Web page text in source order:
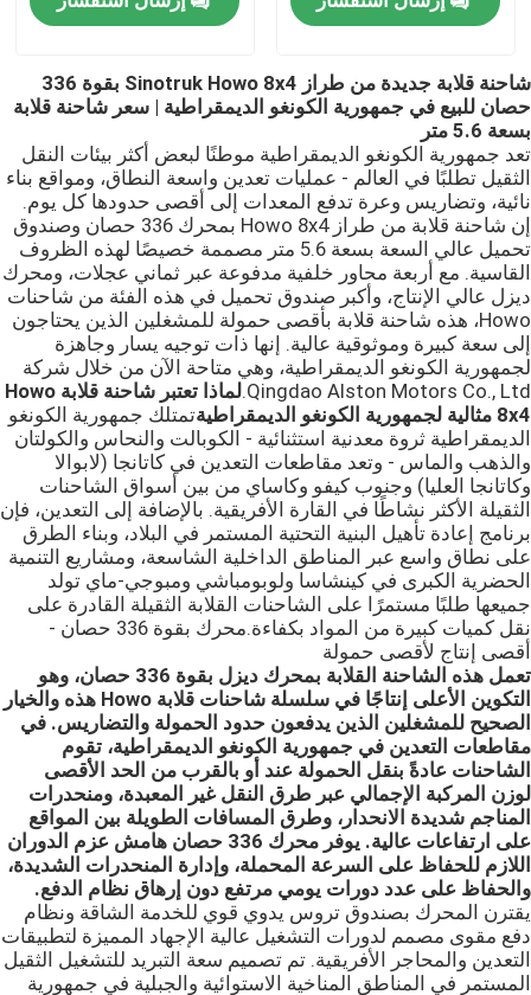
شاحنة خفيفة
مقطورة تفريغ
مقطورة خزان الوقود
مقطورة مسطحة
مقطورة ذات سرير منخفض
شاحنة قلابة جديدة من طراز Sinotruk Howo 8x4 بقوة 336
حصان للبيع في جمهورية الكونغو الديمقراطية | سعر شاحنة قلابة
بسعة 5.6 متر
تعد جمهورية الكونغو الديمقراطية موطنًا لبعض أكثر بيئات النقل
الثقيل تطلبًا في العالم - عمليات تعدين واسعة النطاق، ومواقع بناء
نائية، وتضاريس وعرة تدفع المعدات إلى أقصى حدودها كل يوم.
إن شاحنة قلابة من طراز Howo 8x4 بمحرك 336 حصان وصندوق
تحميل عالي السعة بسعة 5.6 متر مصممة خصيصًا لهذه الظروف
القاسية. مع أربعة محاور خلفية مدفوعة عبر ثماني عجلات، ومحرك
ديزل عالي الإنتاج، وأكبر صندوق تحميل في هذه الفئة من شاحنات
Howo، هذه شاحنة قلابة بأقصى حمولة للمشغلين الذين يحتاجون
إلى سعة كبيرة وموثوقية عالية. إنها ذات توجيه يسار وجاهزة
لجمهورية الكونغو الديمقراطية، وهي متاحة الآن من خلال شركة
Qingdao Alston Motors Co., Ltd.
لماذا تعتبر شاحنة قلابة Howo
8x4 مثالية لجمهورية الكونغو الديمقراطية
تمتلك جمهورية الكونغو
الديمقراطية ثروة معدنية استثنائية - الكوبالت والنحاس والكولتان
والذهب والماس - وتعد مقاطعات التعدين في كاتانجا (لابوالا
وكاتانجا العليا) وجنوب كيفو وكاساي من بين أسواق الشاحنات
الثقيلة الأكثر نشاطًا في القارة الأفريقية. بالإضافة إلى التعدين، فإن
برنامج إعادة تأهيل البنية التحتية المستمر في البلاد، وبناء الطرق
على نطاق واسع عبر المناطق الداخلية الشاسعة، ومشاريع التنمية
الحضرية الكبرى في كينشاسا ولوبومباشي ومبوجي-ماي تولد
جميعها طلبًا مستمرًا على الشاحنات القلابة الثقيلة القادرة على
نقل كميات كبيرة من المواد بكفاءة.
محرك بقوة 336 حصان -
أقصى إنتاج لأقصى حمولة
تعمل هذه الشاحنة القلابة بمحرك ديزل بقوة 336 حصان، وهو
التكوين الأعلى إنتاجًا في سلسلة شاحنات قلابة Howo هذه والخيار
الصحيح للمشغلين الذين يدفعون حدود الحمولة والتضاريس. في
مقاطعات التعدين في جمهورية الكونغو الديمقراطية، تقوم
الشاحنات عادةً بنقل الحمولة عند أو بالقرب من الحد الأقصى
لوزن المركبة الإجمالي عبر طرق النقل غير المعبدة، ومنحدرات
المناجم شديدة الانحدار، وطرق المسافات الطويلة بين المواقع
على ارتفاعات عالية. يوفر محرك 336 حصان هامش عزم الدوران
اللازم للحفاظ على السرعة المحملة، وإدارة المنحدرات الشديدة،
والحفاظ على عدد دورات يومي مرتفع دون إرهاق نظام الدفع.
يقترن المحرك بصندوق تروس يدوي قوي للخدمة الشاقة ونظام
دفع مقوى مصمم لدورات التشغيل عالية الإجهاد المميزة لتطبيقات
التعدين والمحاجر الأفريقية. تم تصميم سعة التبريد للتشغيل الثقيل
المستمر في المناطق المناخية الاستوائية والجبلية في جمهورية